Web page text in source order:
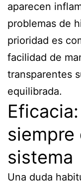
aparecen
problemas de
prioridad es
facilidad de
transparentes
equilibrada.
siempre
sistema
Una duda